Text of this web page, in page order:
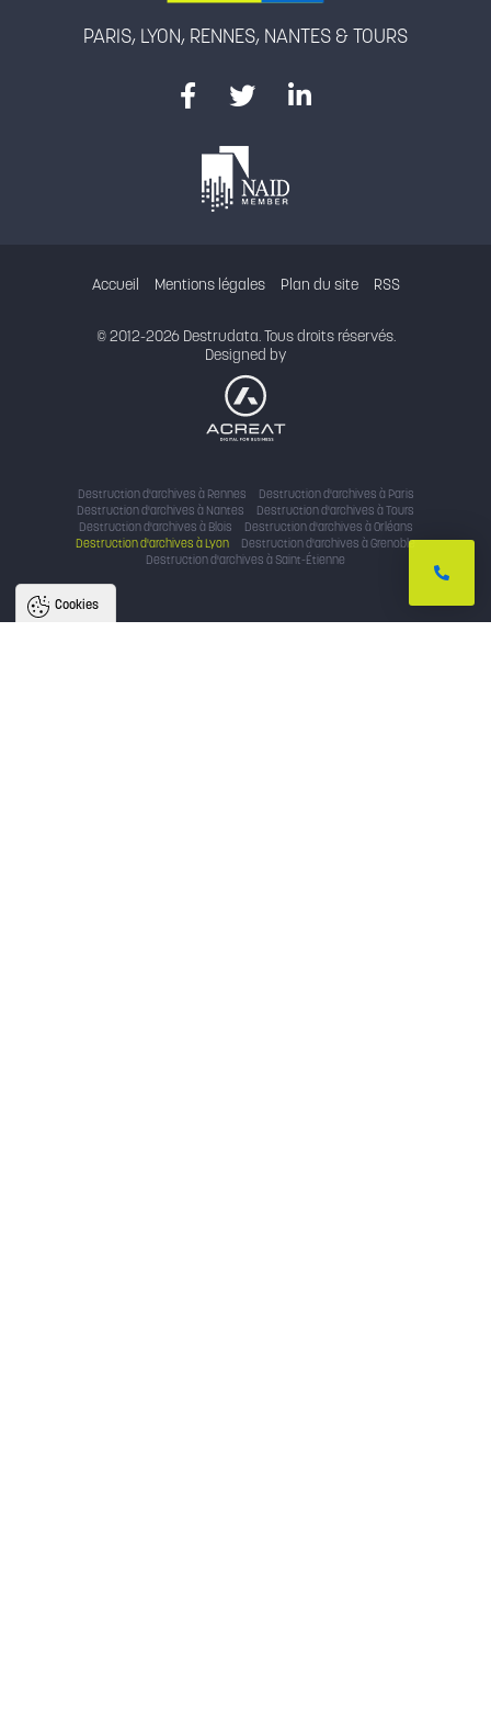
PARIS, LYON, RENNES, NANTES & TOURS
Accueil Mentions légales Plan du site RSS
© 2012-2026 Destrudata. Tous droits réservés.
Designed by
Destruction d'archives à Rennes
Destruction d'archives à Paris
Destruction d'archives à Nantes
Destruction d'archives à Tours
Destruction d'archives à Blois
Destruction d'archives à Orléans
Destruction d'archives à Lyon
Destruction d'archives à Grenoble
Destruction d'archives à Saint-Étienne
Cookies